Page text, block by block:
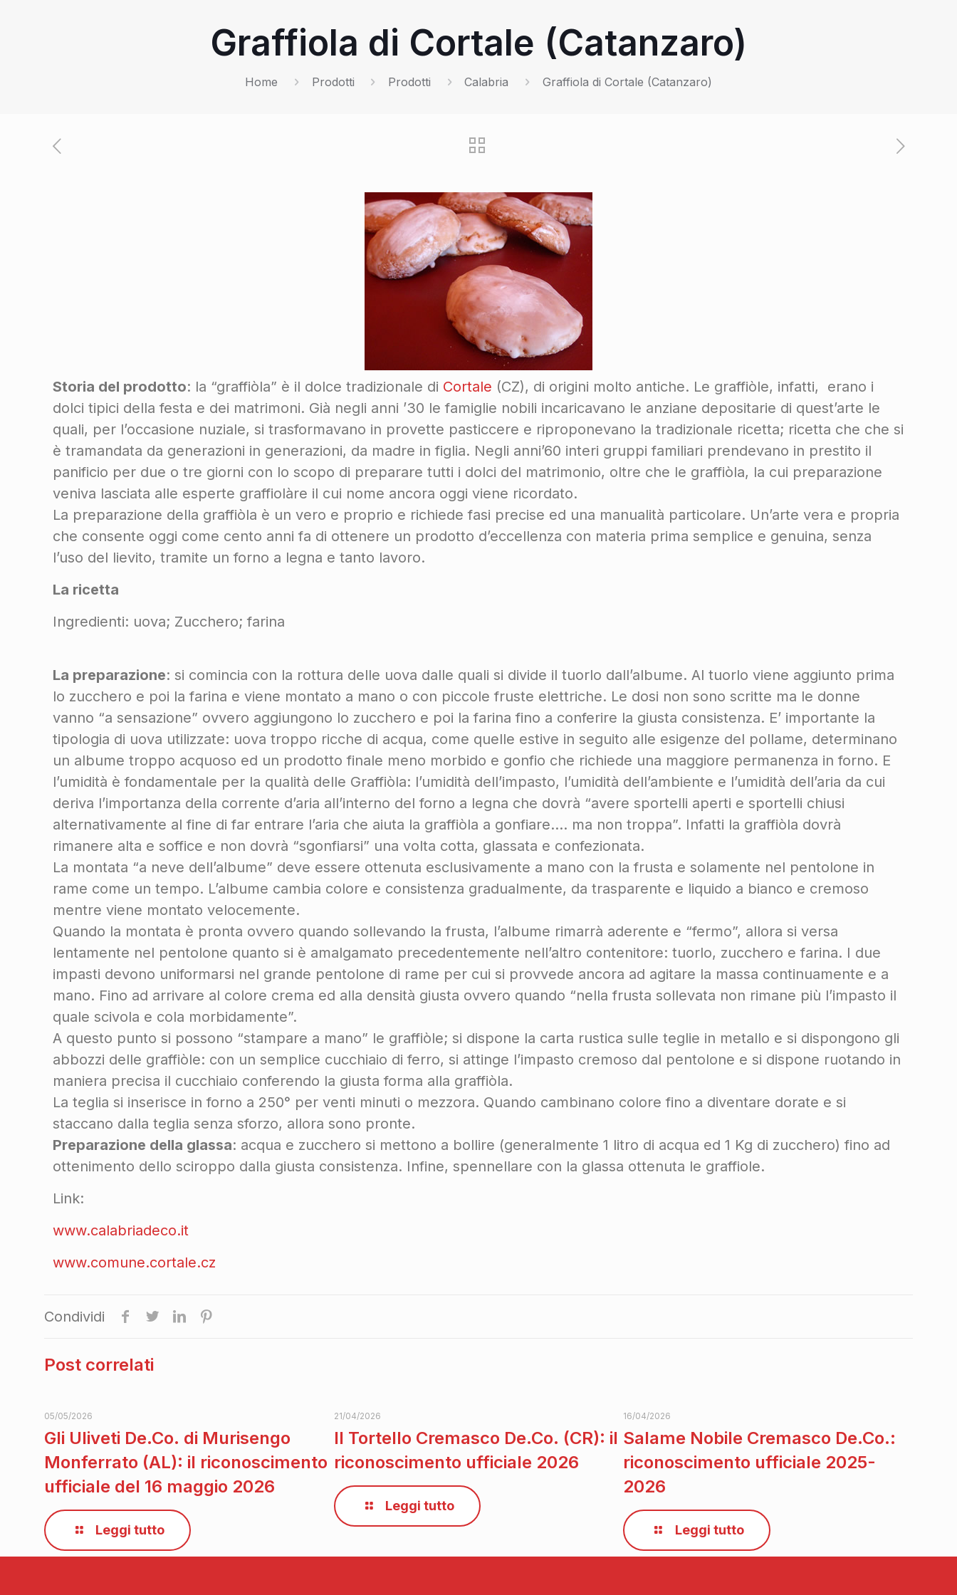
Graffiola di Cortale (Catanzaro)
Home Prodotti Prodotti Calabria Graffiola di Cortale (Catanzaro)
Storia del prodotto: la “graffiòla” è il dolce tradizionale di Cortale (CZ), di origini molto antiche. Le graffiòle, infatti, erano i
dolci tipici della festa e dei matrimoni. Già negli anni ’30 le famiglie nobili incaricavano le anziane depositarie di quest’arte le
quali, per l’occasione nuziale, si trasformavano in provette pasticcere e riproponevano la tradizionale ricetta; ricetta che che si
è tramandata da generazioni in generazioni, da madre in figlia. Negli anni’60 interi gruppi familiari prendevano in prestito il
panificio per due o tre giorni con lo scopo di preparare tutti i dolci del matrimonio, oltre che le graffiòla, la cui preparazione
veniva lasciata alle esperte graffiolàre il cui nome ancora oggi viene ricordato.
La preparazione della graffiòla è un vero e proprio e richiede fasi precise ed una manualità particolare. Un’arte vera e propria
che consente oggi come cento anni fa di ottenere un prodotto d’eccellenza con materia prima semplice e genuina, senza
l’uso del lievito, tramite un forno a legna e tanto lavoro.
La ricetta
Ingredienti: uova; Zucchero; farina
La preparazione: si comincia con la rottura delle uova dalle quali si divide il tuorlo dall’albume. Al tuorlo viene aggiunto prima
lo zucchero e poi la farina e viene montato a mano o con piccole fruste elettriche. Le dosi non sono scritte ma le donne
vanno “a sensazione” ovvero aggiungono lo zucchero e poi la farina fino a conferire la giusta consistenza. E’ importante la
tipologia di uova utilizzate: uova troppo ricche di acqua, come quelle estive in seguito alle esigenze del pollame, determinano
un albume troppo acquoso ed un prodotto finale meno morbido e gonfio che richiede una maggiore permanenza in forno. E
l’umidità è fondamentale per la qualità delle Graffiòla: l’umidità dell’impasto, l’umidità dell’ambiente e l’umidità dell’aria da cui
deriva l’importanza della corrente d’aria all’interno del forno a legna che dovrà “avere sportelli aperti e sportelli chiusi
alternativamente al fine di far entrare l’aria che aiuta la graffiòla a gonfiare…. ma non troppa”. Infatti la graffiòla dovrà
rimanere alta e soffice e non dovrà “sgonfiarsi” una volta cotta, glassata e confezionata.
La montata “a neve dell’albume” deve essere ottenuta esclusivamente a mano con la frusta e solamente nel pentolone in
rame come un tempo. L’albume cambia colore e consistenza gradualmente, da trasparente e liquido a bianco e cremoso
mentre viene montato velocemente.
Quando la montata è pronta ovvero quando sollevando la frusta, l’albume rimarrà aderente e “fermo”, allora si versa
lentamente nel pentolone quanto si è amalgamato precedentemente nell’altro contenitore: tuorlo, zucchero e farina. I due
impasti devono uniformarsi nel grande pentolone di rame per cui si provvede ancora ad agitare la massa continuamente e a
mano. Fino ad arrivare al colore crema ed alla densità giusta ovvero quando “nella frusta sollevata non rimane più l’impasto il
quale scivola e cola morbidamente”.
A questo punto si possono “stampare a mano” le graffiòle; si dispone la carta rustica sulle teglie in metallo e si dispongono gli
abbozzi delle graffiòle: con un semplice cucchiaio di ferro, si attinge l’impasto cremoso dal pentolone e si dispone ruotando in
maniera precisa il cucchiaio conferendo la giusta forma alla graffiòla.
La teglia si inserisce in forno a 250° per venti minuti o mezzora. Quando cambinano colore fino a diventare dorate e si
staccano dalla teglia senza sforzo, allora sono pronte.
Preparazione della glassa: acqua e zucchero si mettono a bollire (generalmente 1 litro di acqua ed 1 Kg di zucchero) fino ad
ottenimento dello sciroppo dalla giusta consistenza. Infine, spennellare con la glassa ottenuta le graffiole.
Link:
www.calabriadeco.it
www.comune.cortale.cz
Condividi
Post correlati
05/05/2026
Gli Uliveti De.Co. di Murisengo
Monferrato (AL): il riconoscimento
ufficiale del 16 maggio 2026
Leggi tutto
21/04/2026
Il Tortello Cremasco De.Co. (CR): il
riconoscimento ufficiale 2026
Leggi tutto
16/04/2026
Salame Nobile Cremasco De.Co.:
riconoscimento ufficiale 2025-
2026
Leggi tutto